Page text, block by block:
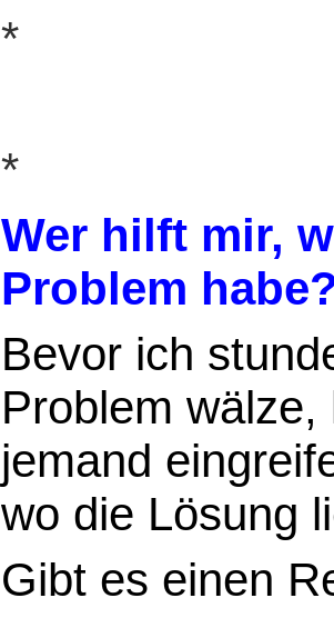
*
*
Wer hilft mir,
Problem
Bevor ich
Problem
jemand
wo die Lösung
Gibt es einen